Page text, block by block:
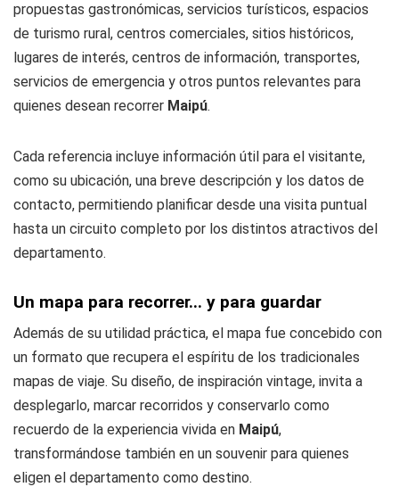
propuestas gastronómicas, servicios turísticos, espacios
de turismo rural, centros comerciales, sitios históricos,
lugares de interés, centros de información, transportes,
servicios de emergencia y otros puntos relevantes para
quienes desean recorrer Maipú.
Cada referencia incluye información útil para el visitante,
como su ubicación, una breve descripción y los datos de
contacto, permitiendo planificar desde una visita puntual
hasta un circuito completo por los distintos atractivos del
departamento.
Un mapa para recorrer... y para guardar
Además de su utilidad práctica, el mapa fue concebido con
un formato que recupera el espíritu de los tradicionales
mapas de viaje. Su diseño, de inspiración vintage, invita a
desplegarlo, marcar recorridos y conservarlo como
recuerdo de la experiencia vivida en Maipú,
transformándose también en un souvenir para quienes
eligen el departamento como destino.